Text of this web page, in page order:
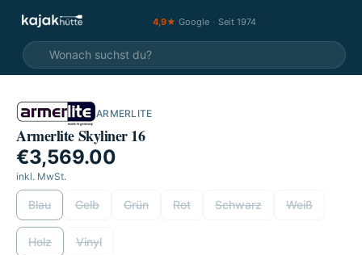
4,9★ Google · Seit 1974
ARMERLITE
Armerlite Skyliner 16
€3,569.00
inkl. MwSt.
wählen
Blau Gelb Grün Rot Schwarz Weiß
wählen
Holz Vinyl